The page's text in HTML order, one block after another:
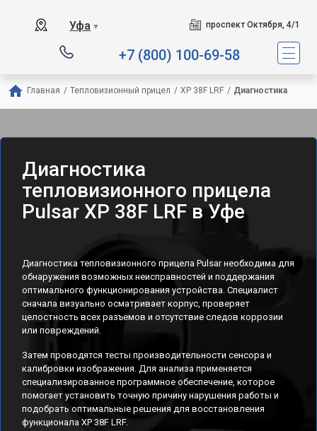
Уфа ▼ проспект Октября, 4/1
+7 (800) 100-69-58
Главная / Тепловизионный прицел / XP 38F LRF / Диагностика
Диагностика
тепловизионного прицела
Pulsar XP 38F LRF в Уфе
Диагностика тепловизионного прицела Pulsar необходима для
обнаружения возможных неисправностей и поддержания
оптимального функционирования устройства. Специалист
сначала визуально осматривает корпус, проверяет
целостность всех разъемов и отсутствие следов коррозии
или повреждений.
Затем проводятся тесты производительности сенсора и
калибровки изображения. Для анализа применяется
специализированное программное обеспечение, которое
помогает установить точную причину нарушения работы и
подобрать оптимальные решения для восстановления
функционала XP 38F LRF.